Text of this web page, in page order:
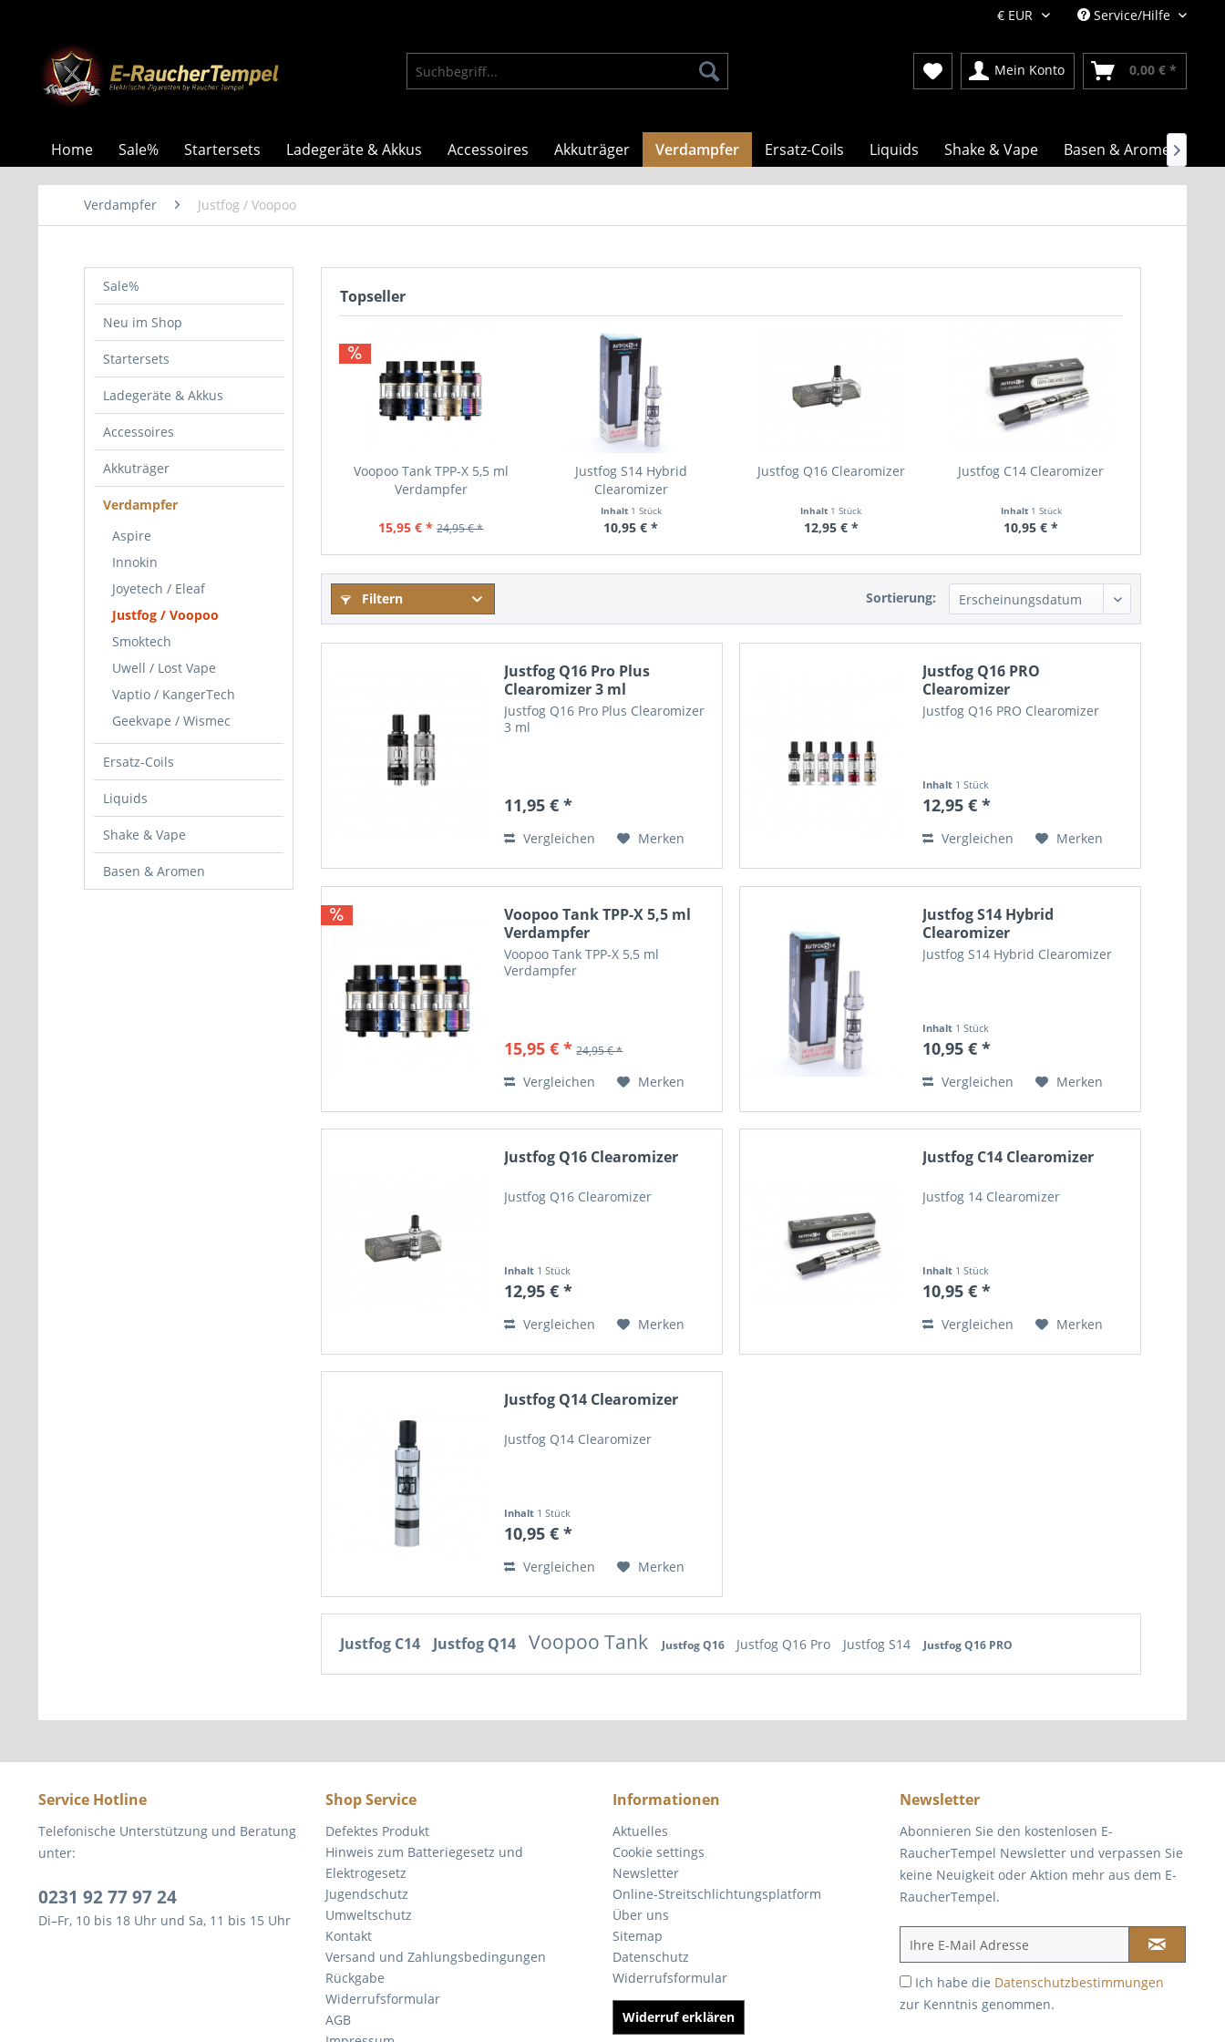
Service/Hilfe
Mein Konto 0,00 € *
Home Sale% Startersets Ladegeräte & Akkus Accessoires Akkuträger Verdampfer Ersatz-Coils Liquids Shake & Vape Basen & Aromen

Verdampfer Justfog / Voopoo
Sale%
Neu im Shop
Startersets
Ladegeräte & Akkus
Accessoires
Akkuträger
Verdampfer
Aspire
Innokin
Joyetech / Eleaf
Justfog / Voopoo
Smoktech
Uwell / Lost Vape
Vaptio / KangerTech
Geekvape / Wismec
Ersatz-Coils
Liquids
Shake & Vape
Basen & Aromen
Topseller
Voopoo Tank TPP-X 5,5 ml
Verdampfer
15,95 € * 24,95 € *
Justfog S14 Hybrid
Clearomizer
Inhalt 1 Stück
10,95 € *
Justfog Q16 Clearomizer
Inhalt 1 Stück
12,95 € *
Justfog C14 Clearomizer
Inhalt 1 Stück
10,95 € *
Filtern Sortierung:
Justfog Q16 Pro Plus
Clearomizer 3 ml
Justfog Q16 Pro Plus Clearomizer
3 ml
11,95 € *
Vergleichen Merken
Justfog Q16 PRO
Clearomizer
Justfog Q16 PRO Clearomizer
Inhalt 1 Stück
12,95 € *
Vergleichen Merken
Voopoo Tank TPP-X 5,5 ml
Verdampfer
Voopoo Tank TPP-X 5,5 ml
Verdampfer
15,95 € * 24,95 € *
Vergleichen Merken
Justfog S14 Hybrid
Clearomizer
Justfog S14 Hybrid Clearomizer
Inhalt 1 Stück
10,95 € *
Vergleichen Merken
Justfog Q16 Clearomizer
Justfog Q16 Clearomizer
Inhalt 1 Stück
12,95 € *
Vergleichen Merken
Justfog C14 Clearomizer
Justfog 14 Clearomizer
Inhalt 1 Stück
10,95 € *
Vergleichen Merken
Justfog Q14 Clearomizer
Justfog Q14 Clearomizer
Inhalt 1 Stück
10,95 € *
Vergleichen Merken
Justfog C14 Justfog Q14 Voopoo Tank Justfog Q16 Justfog Q16 Pro Justfog S14 Justfog Q16 PRO
Service Hotline
Telefonische Unterstützung und Beratung
unter:
0231 92 77 97 24
Di–Fr, 10 bis 18 Uhr und Sa, 11 bis 15 Uhr
Shop Service
Defektes Produkt
Hinweis zum Batteriegesetz und
Elektrogesetz
Jugendschutz
Umweltschutz
Kontakt
Versand und Zahlungsbedingungen
Rückgabe
Widerrufsformular
AGB
Informationen
Aktuelles
Cookie settings
Newsletter
Online-Streitschlichtungsplatform
Über uns
Sitemap
Datenschutz
Widerrufsformular
Widerruf erklären
Newsletter
Abonnieren Sie den kostenlosen E-
RaucherTempel Newsletter und verpassen Sie
keine Neuigkeit oder Aktion mehr aus dem E-
RaucherTempel.
Ich habe die Datenschutzbestimmungen
zur Kenntnis genommen.